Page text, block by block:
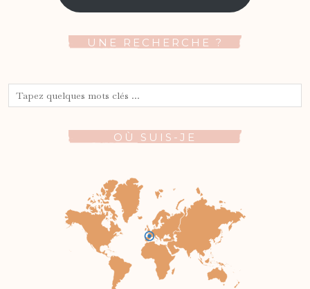
UNE RECHERCHE ?
OÙ SUIS-JE